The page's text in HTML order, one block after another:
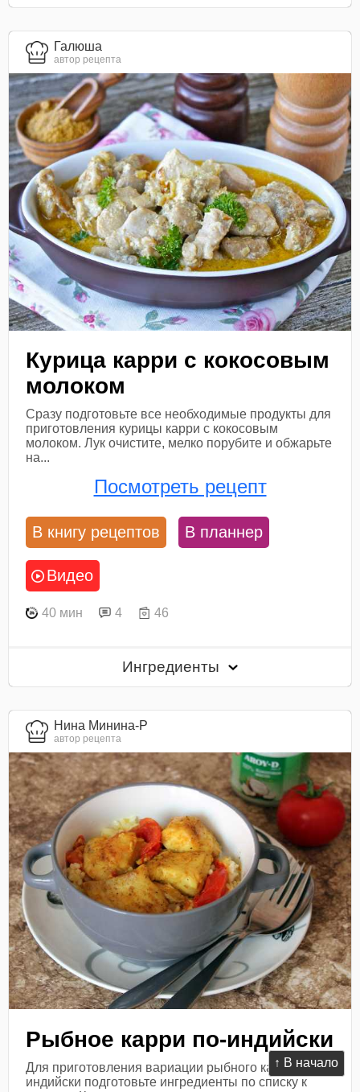
↑ В начало
Галюша
автор рецепта
Курица карри с кокосовым
молоком
Сразу подготовьте все необходимые продукты для
приготовления курицы карри с кокосовым
молоком. Лук очистите, мелко порубите и обжарьте
на...
Посмотреть рецепт
В книгу рецептов В планнер
Видео
40 мин 4 46
Ингредиенты
Нина Минина-Р
автор рецепта
Рыбное карри по-индийски
Для приготовления вариации рыбного карри по-
индийски подготовьте ингредиенты по списку к